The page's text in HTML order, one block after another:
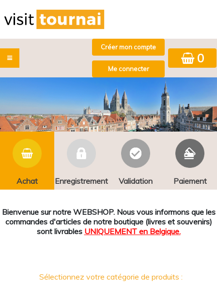
0
Achat Enregistrement Validation Paiement
Bienvenue sur notre WEBSHOP. Nous vous informons que les
commandes d'articles de notre boutique (livres et souvenirs)
sont livrables UNIQUEMENT en Belgique.
Sélectionnez votre catégorie de produits :